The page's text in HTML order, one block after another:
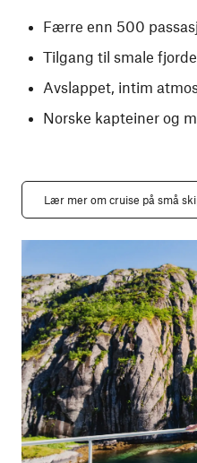
Færre enn 500
Tilgang til smale
Avslappet, intim
Norske kapteiner og
Lær mer om cruise på små